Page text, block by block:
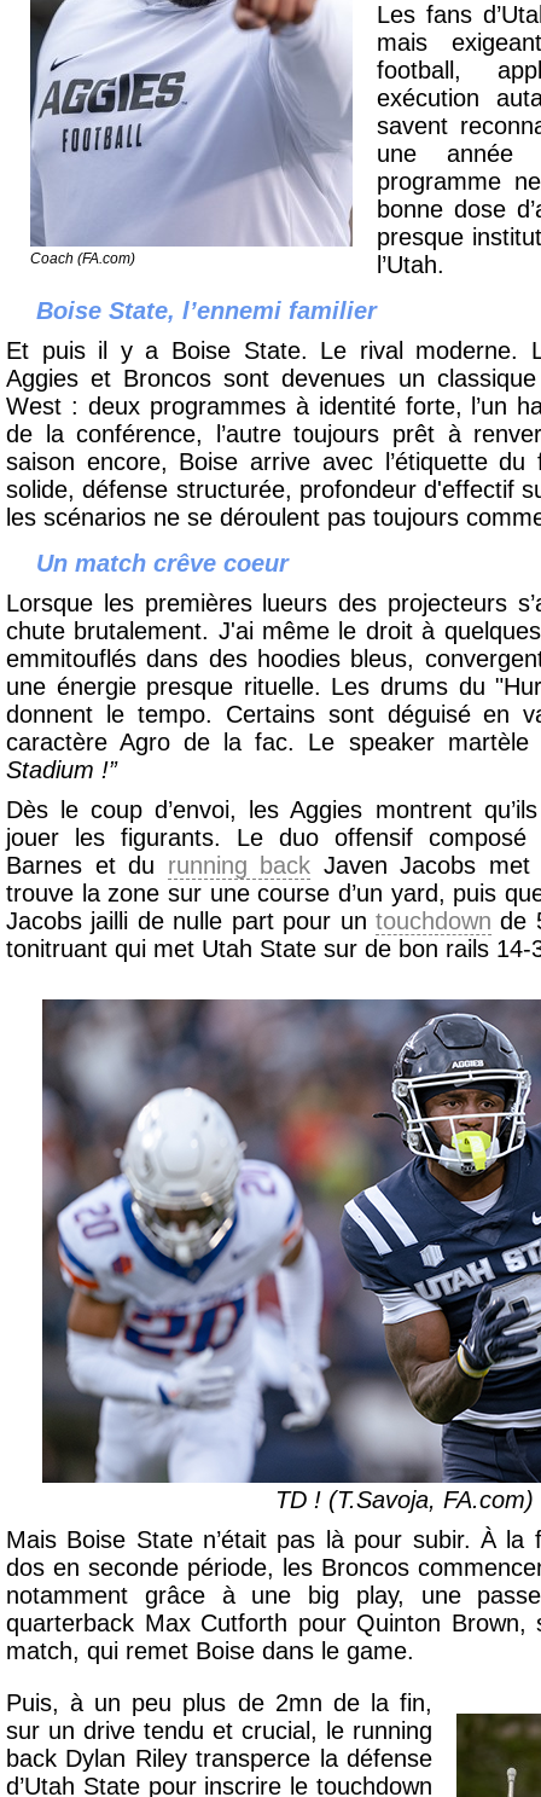
Coach (FA.com)
Les fans
mais
football,
exécution
savent
une année
programme
bonne dose
presque
l’Utah.
Boise State, l’ennemi familier
Et puis il y a Boise State. Le rival moderne.
Aggies et Broncos sont devenues un
West : deux programmes à identité forte, l’un
de la conférence, l’autre toujours prêt à
saison encore, Boise arrive avec l’étiquette
solide, défense structurée, profondeur d'effectif
les scénarios ne se déroulent pas toujours
Un match crêve coeur
Lorsque les premières lueurs des projecteurs
chute brutalement. J'ai même le droit à
emmitouflés dans des hoodies bleus,
une énergie presque rituelle. Les drums du
donnent le tempo. Certains sont déguisé en
caractère Agro de la fac. Le speaker
Stadium !”
Dès le coup d’envoi, les Aggies montrent
jouer les figurants. Le duo offensif composé
Barnes et du running back Javen Jacobs met
trouve la zone sur une course d’un yard, puis
Jacobs jailli de nulle part pour un touchdown de
tonitruant qui met Utah State sur de bon rails 14-
TD ! (T.Savoja, FA.com)
Mais Boise State n’était pas là pour subir. À la
dos en seconde période, les Broncos
notamment grâce à une big play, une
quarterback Max Cutforth pour Quinton Brown,
match, qui remet Boise dans le game.
Puis, à un peu plus de 2mn de la fin,
sur un drive tendu et crucial, le running
back Dylan Riley transperce la défense
d’Utah State pour inscrire le touchdown